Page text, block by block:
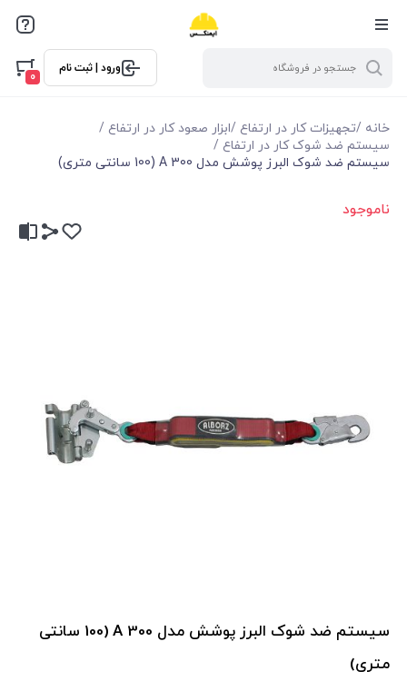
ورود | ثبت نام
0
خانه /تجهیزات کار در ارتفاع /ابزار صعود کار در ارتفاع /
سیستم ضد شوک کار در ارتفاع /
سیستم ضد شوک البرز پوشش مدل A 300 (100 سانتی متری)
ناموجود
سیستم ضد شوک البرز پوشش مدل A 300 (100 سانتی
متری)